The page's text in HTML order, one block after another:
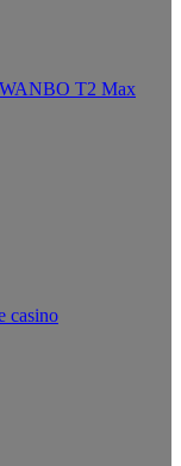
T2 Max
casino